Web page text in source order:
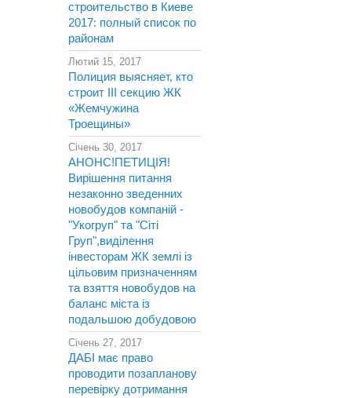
строительство в Киеве
2017: полный список по
районам
Лютий 15, 2017
Полиция выясняет, кто
строит III секцию ЖК
«Жемчужина
Троещины»
Січень 30, 2017
АНОНС!ПЕТИЦІЯ!
Вирішення питання
незаконно зведенних
новобудов компаній -
"Укогруп" та "Сіті
Груп",виділення
інвесторам ЖК землі із
цільовим призначенням
та взяття новобудов на
баланс міста із
подальшою добудовою
Січень 27, 2017
ДАБІ має право
проводити позапланову
перевірку дотримання